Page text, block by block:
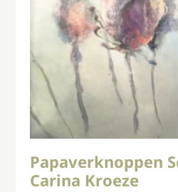
Papaverknoppen
Carina Kroeze